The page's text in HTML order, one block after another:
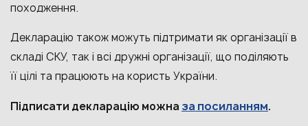
походження.
Декларацію також можуть підтримати як організації в
складі СКУ, так і всі дружні організації, що поділяють
її цілі та працюють на користь України.
Підписати декларацію можна за посиланням.